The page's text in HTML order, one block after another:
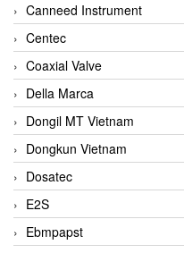
Canneed Instrument
Centec
Coaxial Valve
Della Marca
Dongil MT Vietnam
Dongkun Vietnam
Dosatec
E2S
Ebmpapst